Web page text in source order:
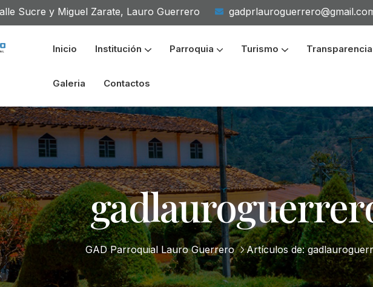
Sucre y Miguel Zarate, Lauro Guerrero
Inicio Institución Parroquia Turismo Transparencia
Galeria Contactos
GAD Parroquial Lauro Guerrero Artículos de: